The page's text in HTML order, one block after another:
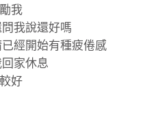
我
我說還好嗎
經開始有種疲倦感
家休息
好